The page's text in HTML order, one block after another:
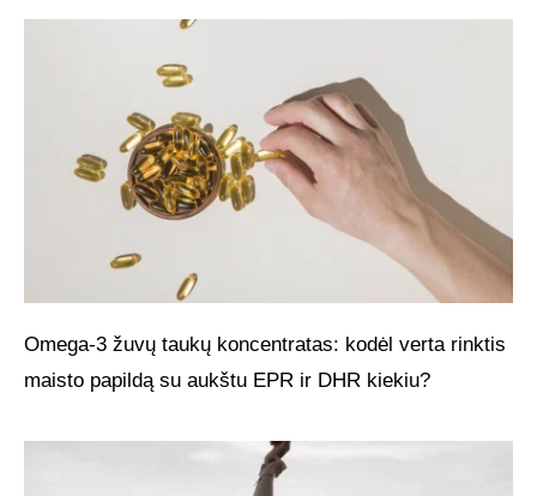
Omega-3 žuvų taukų koncentratas: kodėl verta rinktis
maisto papildą su aukštu EPR ir DHR kiekiu?